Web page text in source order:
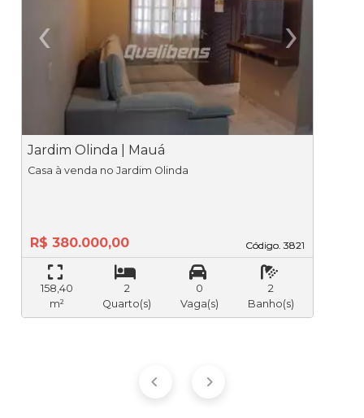
‹
Previous
›
Jardim Olinda | Mauá
Código. 3821
Código. 3821
Casa à venda no Jardim Olinda
R$ 380.000,00
158,40
m²
2
Quarto(s)
0
Vaga(s)
2
Banho(s)